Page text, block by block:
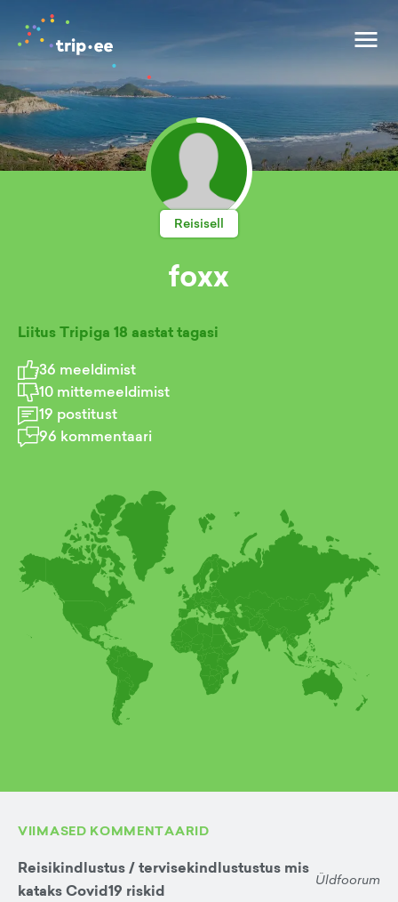
Reisisell
foxx
Liitus Tripiga 18 aastat tagasi
36 meeldimist
10 mittemeeldimist
19 postitust
96 kommentaari
VIIMASED KOMMENTAARID
Reisikindlustus / tervisekindlustustus mis
kataks Covid19 riskid
Üldfoorum